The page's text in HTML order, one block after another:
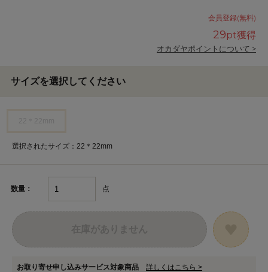
会員登録(無料)
29pt獲得
オカダヤポイントについて >
サイズを選択してください
選択されたサイズ：22＊22mm
数量： 点
お取り寄せ申し込みサービス対象商品 詳しくはこちら >